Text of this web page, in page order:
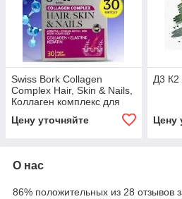
Swiss Bork Collagen
Complex Hair, Skin & Nails,
Коллаген комплекс для
красоты и здоровья кожи,
волос и ногтей 30 капсул
Цену уточняйте
Д3 К2
Цену
О нас
86% положительных из 28 отзывов